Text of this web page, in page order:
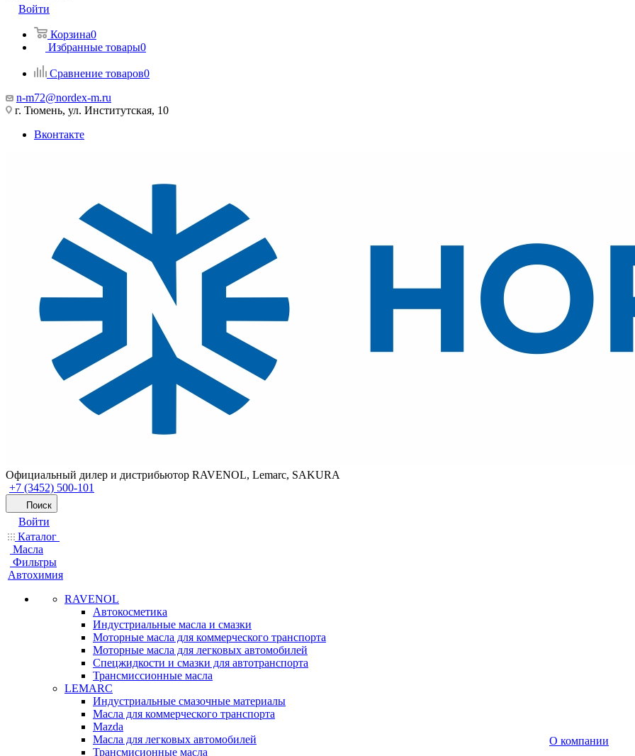
Войти
Корзина0
Избранные товары0
Сравнение товаров0
n-m72@nordex-m.ru
г. Тюмень, ул. Институтская, 10
Вконтакте
Официальный дилер и дистрибьютор RAVENOL, Lemarc, SAKURA
+7 (3452) 500-101
Поиск
Войти
Каталог
Масла
Фильтры
Автохимия
RAVENOL
Автокосметика
Индустриальные масла и смазки
Моторные масла для коммерческого транспорта
Моторные масла для легковых автомобилей
Спецжидкости и смазки для автотранспорта
Трансмиссионные масла
LEMARC
Индустриальные смазочные материалы
Масла для коммерческого транспорта
Mazda
Масла для легковых автомобилей
Трансмисионные масла
О компании